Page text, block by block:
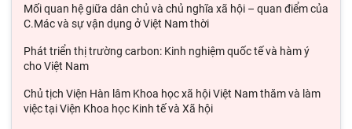
Mối quan hệ giữa dân chủ và chủ nghĩa xã hội – quan điểm của
C.Mác và sự vận dụng ở Việt Nam thời
Phát triển thị trường carbon: Kinh nghiệm quốc tế và hàm ý
cho Việt Nam
Chủ tịch Viện Hàn lâm Khoa học xã hội Việt Nam thăm và làm
việc tại Viện Khoa học Kinh tế và Xã hội